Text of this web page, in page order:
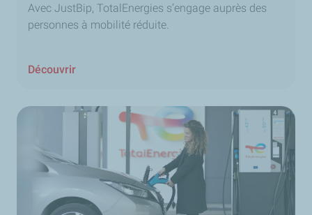
Avec JustBip, TotalEnergies s’engage auprès des
personnes à mobilité réduite.
Découvrir